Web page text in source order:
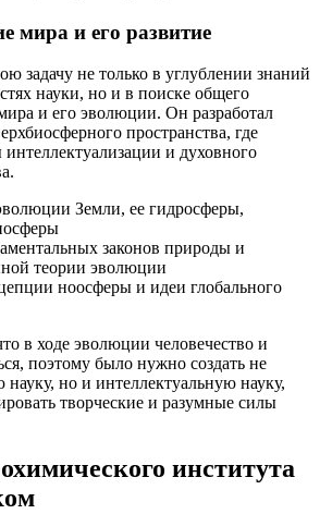
мира и его развитие
задачу не только в углублении знаний
науки, но и в поиске общего
и его эволюции. Он разработал
пространства, где
и духовного
Земли, ее гидросферы,
законов природы и
теории эволюции
ноосферы и идеи глобального
в ходе эволюции человечество и
поэтому было нужно создать не
но и интеллектуальную науку,
творческие и разумные силы
института